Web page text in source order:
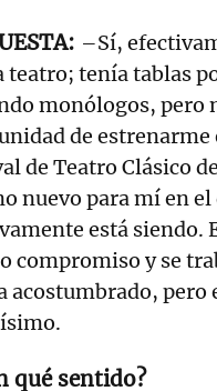
–Sí,
teatro; tenía tablas
monólogos, pero
de estrenarme
de Teatro Clásico
nuevo para mí en
está siendo.
compromiso y se
acostumbrado,
qué sentido?